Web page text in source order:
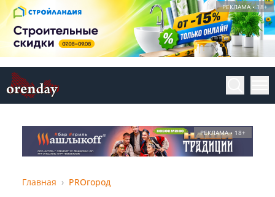
РЕКЛАМА • 18+
РЕКЛАМА • 18+
Главная PROгород